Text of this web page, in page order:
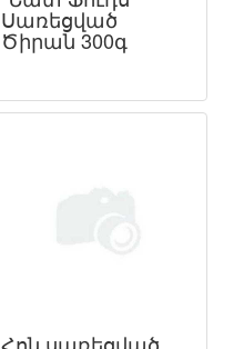
Սառեցված
Ծիրան 300գ